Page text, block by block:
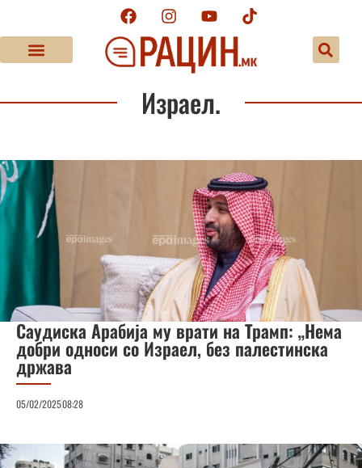
Израел.
Саудиска Арабија му врати на Трамп: „Нема
добри односи со Израел, без палестинска
држава
05/02/202508:28